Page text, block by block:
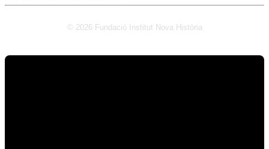
© 2026 Fundació Institut Nova Història